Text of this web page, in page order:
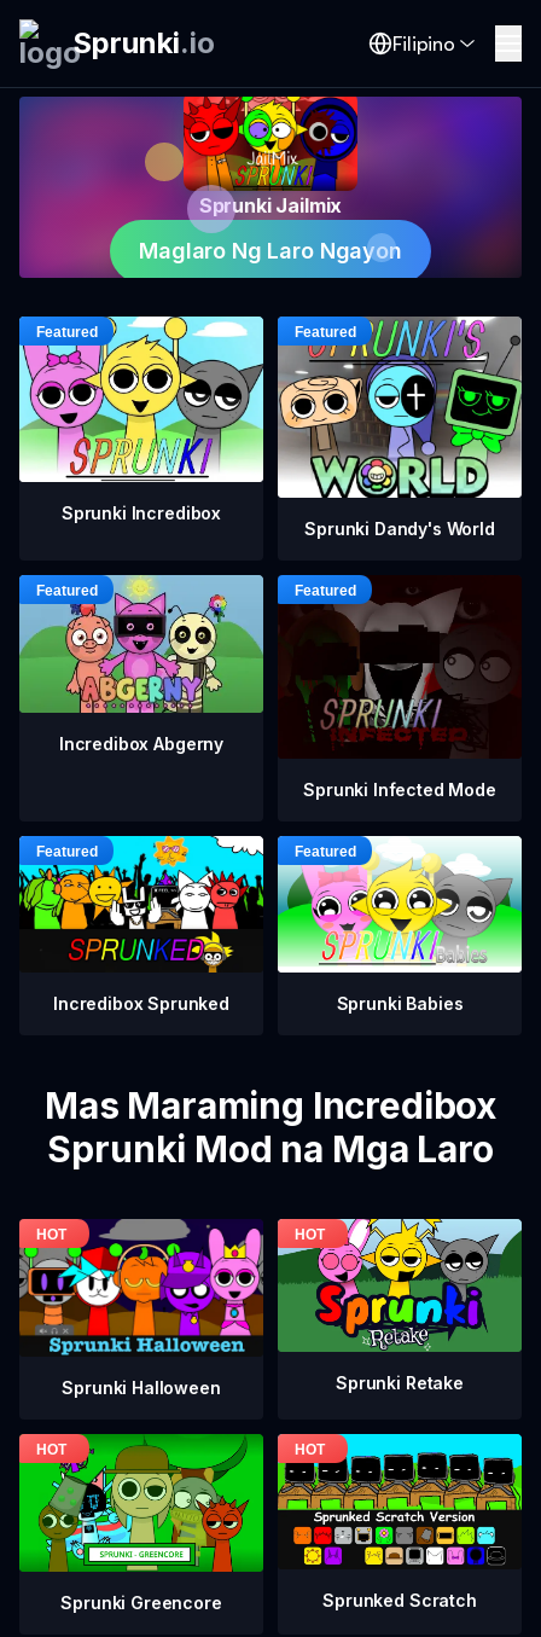
Sprunki.io Filipino
Sprunki Jailmix
Maglaro Ng Laro Ngayon
Sprunki Incredibox
Sprunki Dandy's World
Incredibox Abgerny
Sprunki Infected Mode
Incredibox Sprunked Sprunki Babies
Mas Maraming Incredibox
Sprunki Mod na Mga Laro
Sprunki Halloween Sprunki Retake
Sprunki Greencore Sprunked Scratch